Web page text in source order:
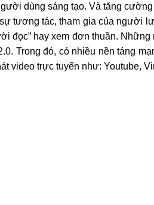
dùng sáng tạo. Và tăng
tương tác, tham gia của người
đọc” hay xem đơn thuần.
Trong đó, có nhiều nền tảng
video trực tuyến như: Youtube,